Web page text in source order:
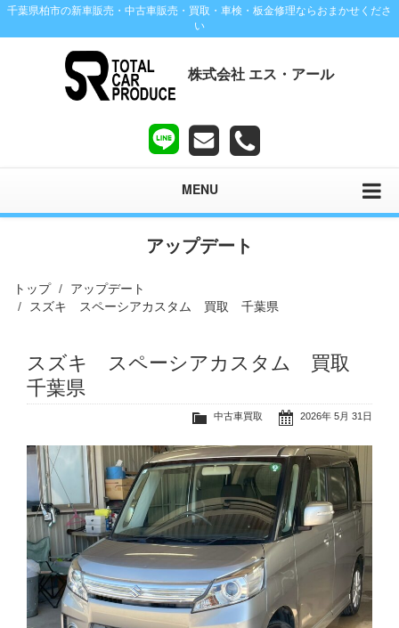
千葉県柏市の新車販売・中古車販売・買取・車検・板金修理ならおまかせくださ
い
株式会社 エス・アール
MENU
アップデート
トップ
アップデート
スズキ スペーシアカスタム 買取 千葉県
スズキ スペーシアカスタム 買取
千葉県
2026年 5月 31日
中古車買取